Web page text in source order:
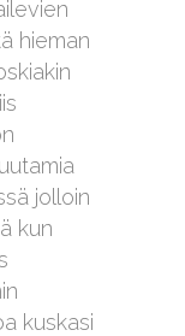
hieman
jolloin
kun
kuskasi